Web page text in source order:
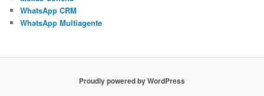
WhatsApp CRM
WhatsApp Multiagente
Proudly powered by WordPress